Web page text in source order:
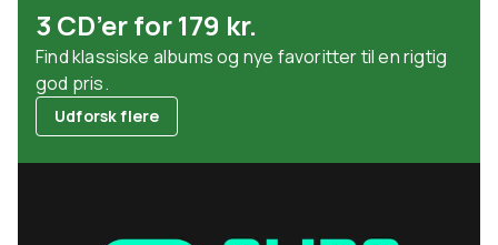
3 CD’er for 179 kr.
Find klassiske albums og nye favoritter til en rigtig
god pris.
Udforsk flere